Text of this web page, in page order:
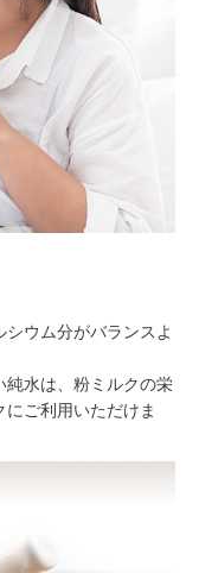
ウム分がバランスよ
純水は、粉ミルクの栄
ご利用いただけま